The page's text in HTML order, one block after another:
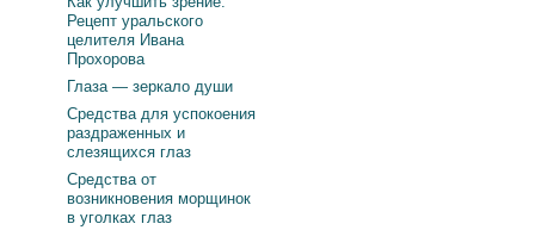
Рецепт уральского
целителя Ивана
Прохорова
Глаза — зеркало души
Средства для успокоения
раздраженных и
слезящихся глаз
Средства от
возникновения морщинок
в уголках глаз